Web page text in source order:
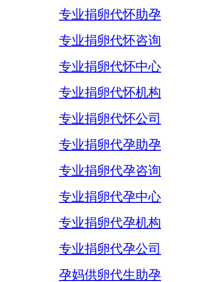
专业捐卵代怀助孕
专业捐卵代怀咨询
专业捐卵代怀中心
专业捐卵代怀机构
专业捐卵代怀公司
专业捐卵代孕助孕
专业捐卵代孕咨询
专业捐卵代孕中心
专业捐卵代孕机构
专业捐卵代孕公司
孕妈供卵代生助孕